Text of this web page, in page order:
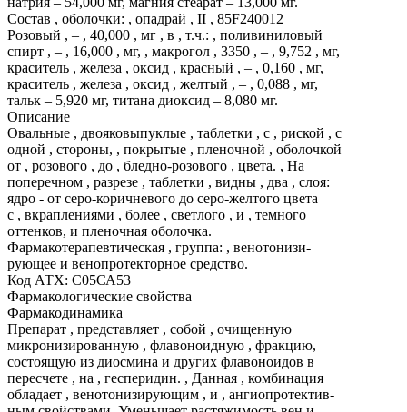
Состав , оболочки: , опадрай , ІІ , 85F240012
Розовый , – , 40,000 , мг , в , т.ч.: , поливиниловый
спирт , – , 16,000 , мг, , макрогол , 3350 , – , 9,752 , мг,
краситель , железа , оксид , красный , – , 0,160 , мг,
краситель , железа , оксид , желтый , – , 0,088 , мг,
тальк – 5,920 мг, титана диоксид – 8,080 мг.
Описание
Овальные , двояковыпуклые , таблетки , с , риской , с
одной , стороны, , покрытые , пленочной , оболочкой
от , розового , до , бледно-розового , цвета. , На
поперечном , разрезе , таблетки , видны , два , слоя:
ядро - от серо-коричневого до серо-желтого цвета
с , вкраплениями , более , светлого , и , темного
оттенков, и пленочная оболочка.
Фармакотерапевтическая , группа: , венотонизи-
рующее и венопротекторное средство.
Код АТХ: С05СА53
Фармакологические свойства
Фармакодинамика
Препарат , представляет , собой , очищенную
микронизированную , флавоноидную , фракцию,
состоящую из диосмина и других флавоноидов в
пересчете , на , гесперидин. , Данная , комбинация
обладает , венотонизирующим , и , ангиопротектив-